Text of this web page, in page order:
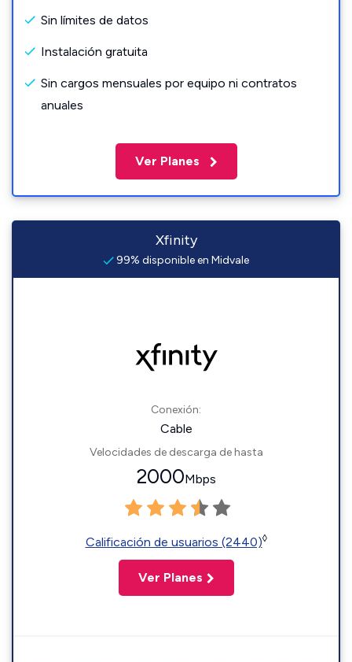
Sin límites de datos
Instalación gratuita
Sin cargos mensuales por equipo ni contratos
anuales
Ver Planes
Xfinity
99% disponible en Midvale
Conexión:
Cable
Velocidades de descarga de hasta
2000Mbps
Calificación de usuarios (2440)◊
Ver Planes